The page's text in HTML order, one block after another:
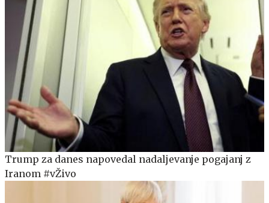
Trump za danes napovedal nadaljevanje pogajanj z
Iranom #vŽivo